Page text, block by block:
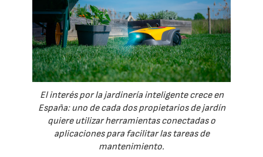
El interés por la jardinería inteligente crece en
España: uno de cada dos propietarios de jardín
quiere utilizar herramientas conectadas o
aplicaciones para facilitar las tareas de
mantenimiento.